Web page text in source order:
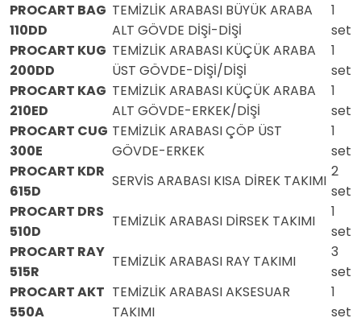
PROCART BAG
110DD
TEMİZLİK ARABASI BÜYÜK ARABA
ALT GÖVDE DİŞİ-DİŞİ
1
set
PROCART KUG
200DD
TEMİZLİK ARABASI KÜÇÜK ARABA
ÜST GÖVDE-DİŞİ/DİŞİ
1
set
PROCART KAG
210ED
TEMİZLİK ARABASI KÜÇÜK ARABA
ALT GÖVDE-ERKEK/DİŞİ
1
set
PROCART CUG
300E
TEMİZLİK ARABASI ÇÖP ÜST
GÖVDE-ERKEK
1
set
PROCART KDR
615D
SERVİS ARABASI KISA DİREK TAKIMI
2
set
PROCART DRS
510D
TEMİZLİK ARABASI DİRSEK TAKIMI
1
set
PROCART RAY
515R
TEMİZLİK ARABASI RAY TAKIMI
3
set
PROCART AKT
550A
TEMİZLİK ARABASI AKSESUAR
TAKIMI
1
set